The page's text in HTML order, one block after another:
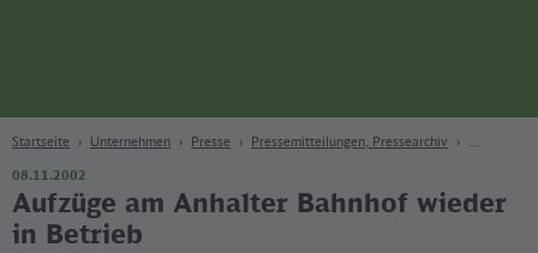
Startseite Unternehmen Presse Pressemitteilungen, Pressearchiv
08.11.2002
Aufzüge am Anhalter Bahnhof wieder
in Betrieb